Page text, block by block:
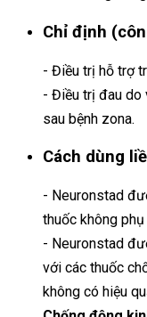
Chỉ định
- Điều trị hỗ trợ
- Điều trị đau do
sau bệnh zona.
Cách dùng
- Neuronstad
thuốc không
- Neuronstad
với các thuốc
không có hiệu